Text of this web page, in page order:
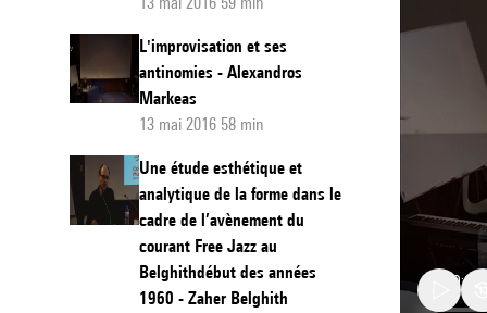
L'improvisation et ses
antinomies - Alexandros
Markeas
13 mai 2016 58 min
Une étude esthétique et
analytique de la forme dans le
cadre de l’avènement du
courant Free Jazz au
Belghithdébut des années
1960 - Zaher Belghith